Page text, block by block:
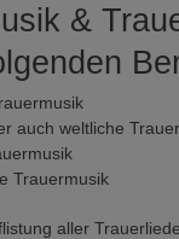
&
auch weltliche
Trauermusik
aller